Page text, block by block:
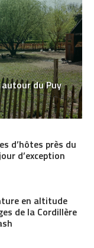
du Puy
d’hôtes près du
d’exception
en altitude
de la Cordillère